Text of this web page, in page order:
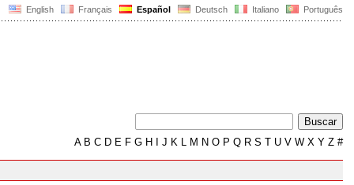
English Français Español Deutsch Italiano Português
AB C D E F G H J K L M N O P Q R S T U V W X Y Z #